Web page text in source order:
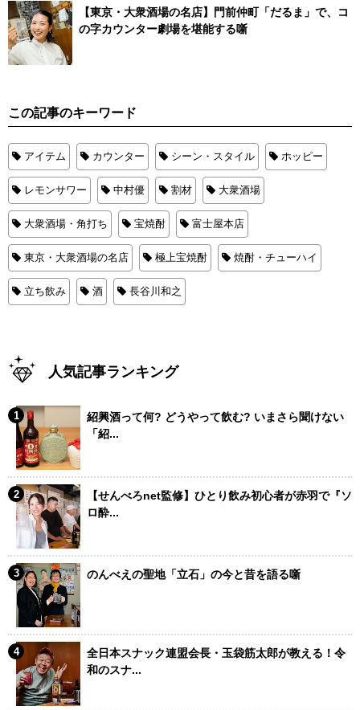
【東京・大衆酒場の名店】門前仲町「だるま」で、コ
の字カウンター劇場を堪能する噺
この記事のキーワード
アイテム カウンター シーン・スタイル ホッピー
レモンサワー 中村優 割材 大衆酒場
大衆酒場・角打ち 宝焼酎 富士屋本店
東京・大衆酒場の名店 極上宝焼酎 焼酎・チューハイ
立ち飲み 酒 長谷川和之
人気記事ランキング
紹興酒って何? どうやって飲む? いまさら聞けない
「紹...
【せんべろnet監修】ひとり飲み初心者が赤羽で『ソ
ロ酔...
のんべえの聖地「立石」の今と昔を語る噺
全日本スナック連盟会長・玉袋筋太郎が教える！令
和のスナ...